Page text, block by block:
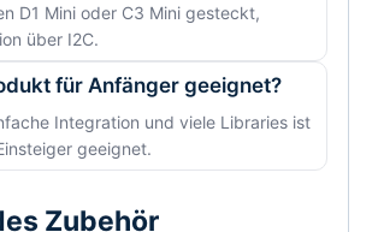
D1 Mini oder C3 Mini gesteckt,
über I2C.
für Anfänger geeignet?
Integration und viele Libraries ist
geeignet.
Zubehör